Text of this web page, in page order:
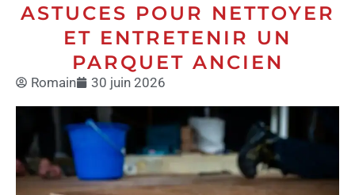
ASTUCES POUR NETTOYER
ET ENTRETENIR UN
PARQUET ANCIEN
Romain 30 juin 2026